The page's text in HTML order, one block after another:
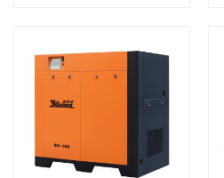
래그십 제품으로, 대규모 제조, 에
너지, 섬유 및 화학 산업을 위한
최고의 공기 공급 솔루션입니다.